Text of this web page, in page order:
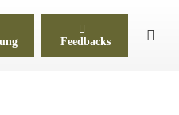
Feedbacks